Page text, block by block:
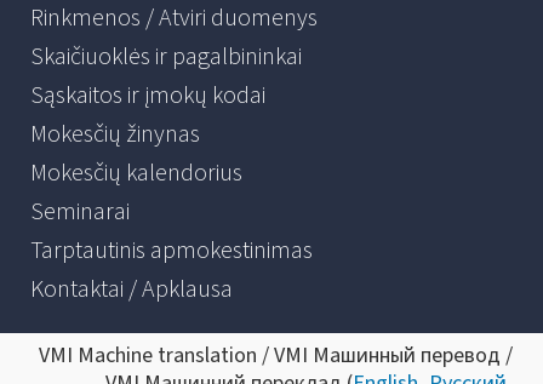
Rinkmenos / Atviri duomenys
Skaičiuoklės ir pagalbininkai
Sąskaitos ir įmokų kodai
Mokesčių žinynas
Mokesčių kalendorius
Seminarai
Tarptautinis apmokestinimas
Kontaktai / Apklausa
VMI Machine translation / VMI Машинный перевод /